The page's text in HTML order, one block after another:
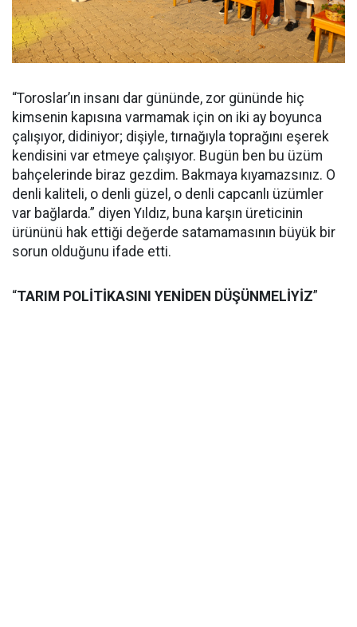
“Toroslar’ın insanı dar gününde, zor gününde hiç
kimsenin kapısına varmamak için on iki ay boyunca
çalışıyor, didiniyor; dişiyle, tırnağıyla toprağını eşerek
kendisini var etmeye çalışıyor. Bugün ben bu üzüm
bahçelerinde biraz gezdim. Bakmaya kıyamazsınız. O
denli kaliteli, o denli güzel, o denli capcanlı üzümler
var bağlarda.” diyen Yıldız, buna karşın üreticinin
ürününü hak ettiği değerde satamamasının büyük bir
sorun olduğunu ifade etti.
“TARIM POLİTİKASINI YENİDEN DÜŞÜNMELİYİZ”